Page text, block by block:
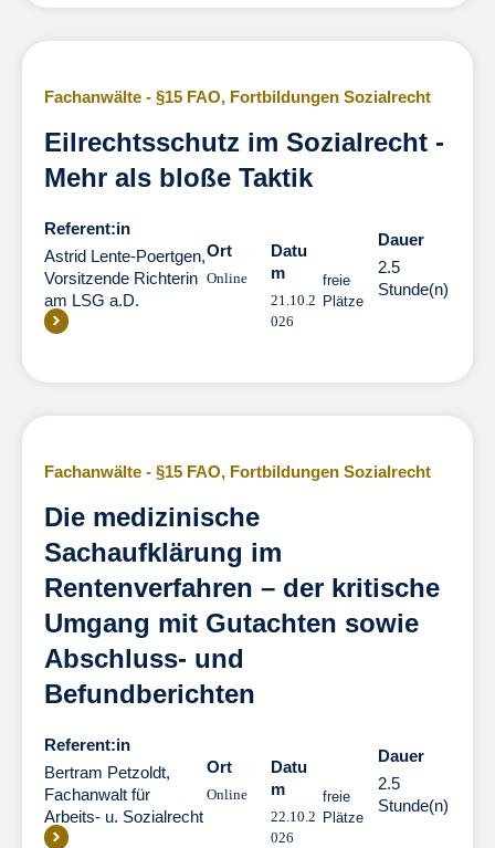
Fachanwälte - §15 FAO, Fortbildungen Sozialrecht
Eilrechtsschutz im Sozialrecht -
Mehr als bloße Taktik
Referent:in
Astrid Lente-Poertgen,
Vorsitzende Richterin
am LSG a.D.
Ort
Online
Datu
m
21.10.2
026
freie
Plätze
Dauer
2.5
Stunde(n)
Fachanwälte - §15 FAO, Fortbildungen Sozialrecht
Die medizinische
Sachaufklärung im
Rentenverfahren – der kritische
Umgang mit Gutachten sowie
Abschluss- und
Befundberichten
Referent:in
Bertram Petzoldt,
Fachanwalt für
Arbeits- u. Sozialrecht
Ort
Online
Datu
m
22.10.2
026
freie
Plätze
Dauer
2.5
Stunde(n)